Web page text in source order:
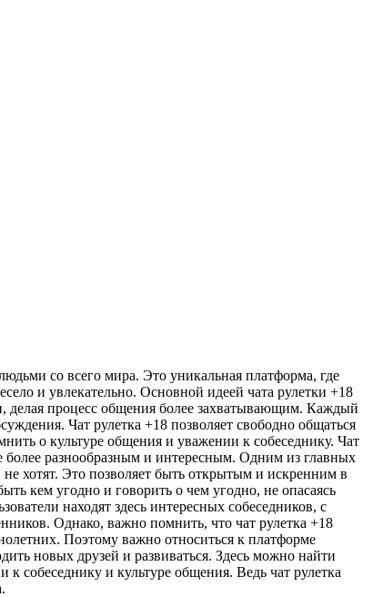
со всего мира. Это уникальная платформа, где
и увлекательно. Основной идеей чата рулетки +18
делая процесс общения более захватывающим. Каждый
Чат рулетка +18 позволяет свободно общаться
о культуре общения и уважении к собеседнику. Чат
более разнообразным и интересным. Одним из главных
хотят. Это позволяет быть открытым и искренним в
кем угодно и говорить о чем угодно, не опасаясь
находят здесь интересных собеседников, с
Однако, важно помнить, что чат рулетка +18
Поэтому важно относиться к платформе
новых друзей и развиваться. Здесь можно найти
собеседнику и культуре общения. Ведь чат рулетка